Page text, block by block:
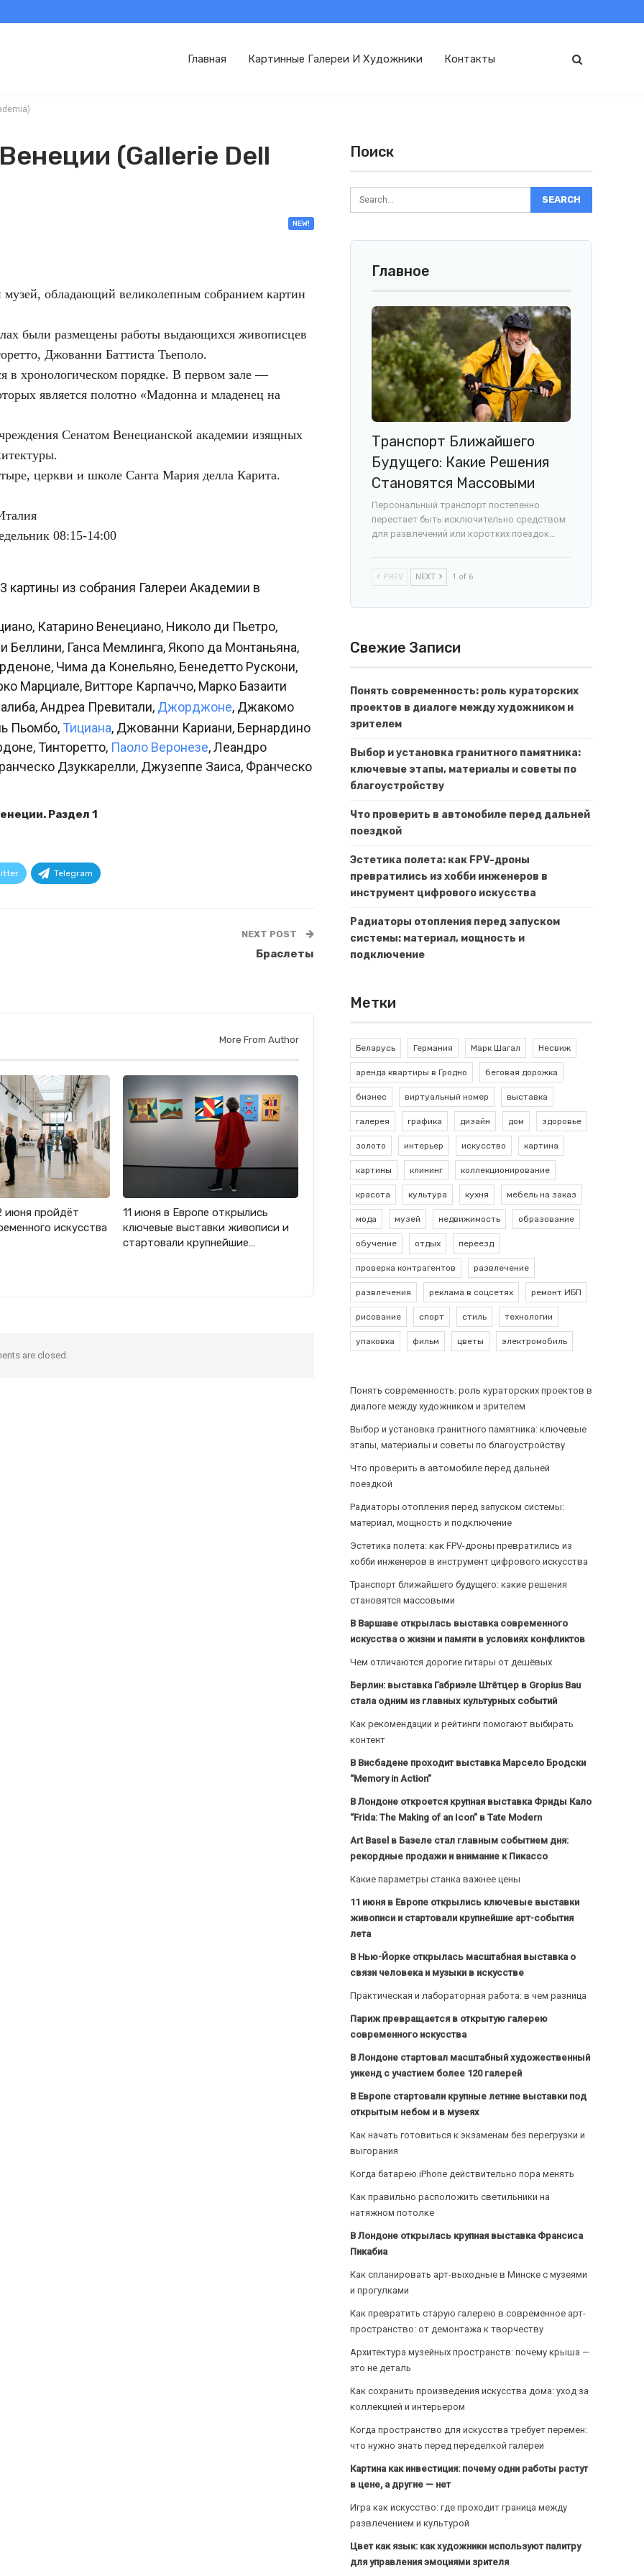
Главная Картинные Галереи И Художники Контакты
(Gallerie Dell
NEW!
обладающий великолепным собранием картин
были размещены работы выдающихся живописцев
Джованни Баттиста Тьеполо.
в хронологическом порядке. В первом зале —
является полотно «Мадонна и младенец на
Сенатом Венецианской академии изящных
церкви и школе Санта Мария делла Карита.
08:15-14:00
картины из собрания Галереи Академии в
Катарино Венециано, Николо ди Пьетро,
Ганса Мемлинга, Якопо да Монтаньяна,
Чима да Конельяно, Бенедетто Рускони,
Марциале, Витторе Карпаччо, Марко Базаити
Андреа Превитали, Джорджоне, Джакомо
Пьомбо, Тициана, Джованни Кариани, Бернардино
Тинторетто, Паоло Веронезе, Леандро
Дзуккарелли, Джузеппе Заиса, Франческо
Раздел 1
Telegram
NEXT POST
Браслеты
More From Author
июня пройдёт
искусства
11 июня в Европе открылись
ключевые выставки живописи и
стартовали крупнейшие…
are closed.
Поиск
Главное
Транспорт Ближайшего
Будущего: Какие Решения
Становятся Массовыми
Персональный транспорт постепенно
перестает быть исключительно средством
для развлечений или коротких поездок…
PREV NEXT 1 of 6
Свежие Записи
Понять современность: роль кураторских
проектов в диалоге между художником и
зрителем
Выбор и установка гранитного памятника:
ключевые этапы, материалы и советы по
благоустройству
Что проверить в автомобиле перед дальней
поездкой
Эстетика полета: как FPV-дроны
превратились из хобби инженеров в
инструмент цифрового искусства
Радиаторы отопления перед запуском
системы: материал, мощность и
подключение
Метки
Беларусь Германия Марк Шагал Несвиж
аренда квартиры в Гродно беговая дорожка
бизнес виртуальный номер выставка
галерея графика дизайн дом здоровье
золото интерьер искусство картина
картины клининг коллекционирование
красота культура кухня мебель на заказ
мода музей недвижимость образование
обучение отдых переезд
проверка контрагентов развлечение
развлечения реклама в соцсетях ремонт ИБП
рисование спорт стиль технологии
упаковка фильм цветы электромобиль
Понять современность: роль кураторских проектов в
диалоге между художником и зрителем
Выбор и установка гранитного памятника: ключевые
этапы, материалы и советы по благоустройству
Что проверить в автомобиле перед дальней
поездкой
Радиаторы отопления перед запуском системы:
материал, мощность и подключение
Эстетика полета: как FPV-дроны превратились из
хобби инженеров в инструмент цифрового искусства
Транспорт ближайшего будущего: какие решения
становятся массовыми
В Варшаве открылась выставка современного
искусства о жизни и памяти в условиях конфликтов
Чем отличаются дорогие гитары от дешёвых
Берлин: выставка Габриэле Штётцер в Gropius Bau
стала одним из главных культурных событий
Как рекомендации и рейтинги помогают выбирать
контент
В Висбадене проходит выставка Марсело Бродски
“Memory in Action”
В Лондоне откроется крупная выставка Фриды Кало
“Frida: The Making of an Icon” в Tate Modern
Art Basel в Базеле стал главным событием дня:
рекордные продажи и внимание к Пикассо
Какие параметры станка важнее цены
11 июня в Европе открылись ключевые выставки
живописи и стартовали крупнейшие арт-события
лета
В Нью-Йорке открылась масштабная выставка о
связи человека и музыки в искусстве
Практическая и лабораторная работа: в чем разница
Париж превращается в открытую галерею
современного искусства
В Лондоне стартовал масштабный художественный
уикенд с участием более 120 галерей
В Европе стартовали крупные летние выставки под
открытым небом и в музеях
Как начать готовиться к экзаменам без перегрузки и
выгорания
Когда батарею iPhone действительно пора менять
Как правильно расположить светильники на
натяжном потолке
В Лондоне открылась крупная выставка Франсиса
Пикабиа
Как спланировать арт-выходные в Минске с музеями
и прогулками
Как превратить старую галерею в современное арт-
пространство: от демонтажа к творчеству
Архитектура музейных пространств: почему крыша —
это не деталь
Как сохранить произведения искусства дома: уход за
коллекцией и интерьером
Когда пространство для искусства требует перемен:
что нужно знать перед переделкой галереи
Картина как инвестиция: почему одни работы растут
в цене, а другие — нет
Игра как искусство: где проходит граница между
развлечением и культурой
Цвет как язык: как художники используют палитру
для управления эмоциями зрителя